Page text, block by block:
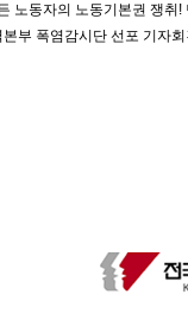
노동자의 노동기본권 쟁취
부 폭염감시단 선포 기자